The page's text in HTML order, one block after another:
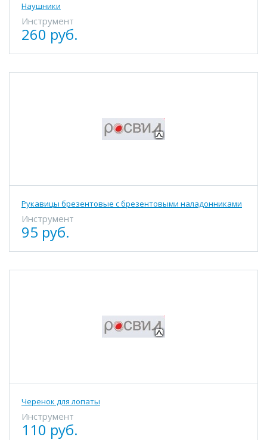
Наушники
Инструмент
260 руб.
Рукавицы брезентовые с брезентовыми наладонниками
Инструмент
95 руб.
Черенок для лопаты
Инструмент
110 руб.